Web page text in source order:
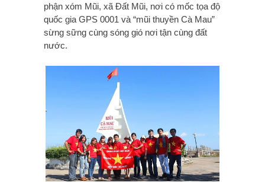
phận xóm Mũi, xã Đất Mũi, nơi có mốc tọa độ
quốc gia GPS 0001 và “mũi thuyền Cà Mau”
sừng sững cùng sóng gió nơi tận cùng đất
nước.